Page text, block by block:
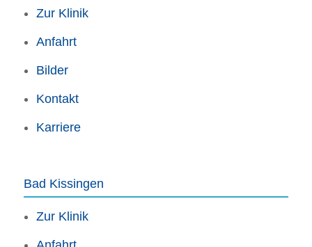
Zur Klinik
Anfahrt
Bilder
Kontakt
Karriere
Bad Kissingen
Zur Klinik